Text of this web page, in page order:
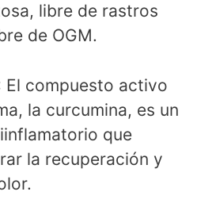
libre de rastros
de OGM.
El compuesto activo
la curcumina, es un
que
la recuperación y